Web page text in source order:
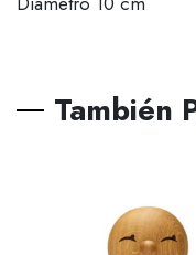
También